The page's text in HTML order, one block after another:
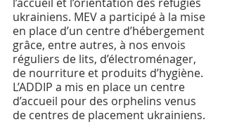
ukrainiens. MEV a participé à la mise
en place d’un centre d’hébergement
grâce, entre autres, à nos envois
réguliers de lits, d’électroménager,
de nourriture et produits d’hygiène.
L’ADDIP a mis en place un centre
d’accueil pour des orphelins venus
de centres de placement ukrainiens.